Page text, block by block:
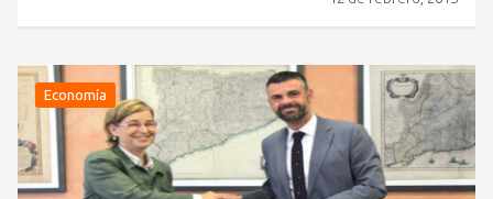
Economía